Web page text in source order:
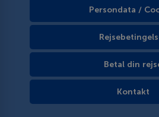
Persondata /
Betal din
Kontakt